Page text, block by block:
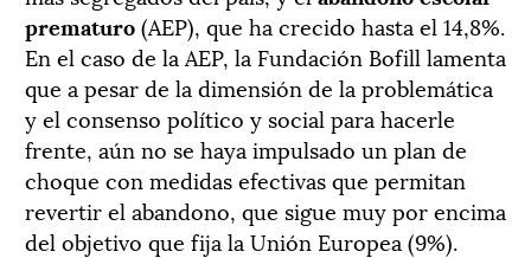
prematuro(AEP), que ha crecido hasta el 14,8%.
En el caso de la AEP, la Fundación Bofill lamenta
que a pesar de la dimensión de la problemática
y el consenso político y social para hacerle
frente, aún no se haya impulsado un plan de
choque con medidas efectivas que permitan
revertir el abandono, que sigue muy por encima
del objetivo que fija la Unión Europea (9%).